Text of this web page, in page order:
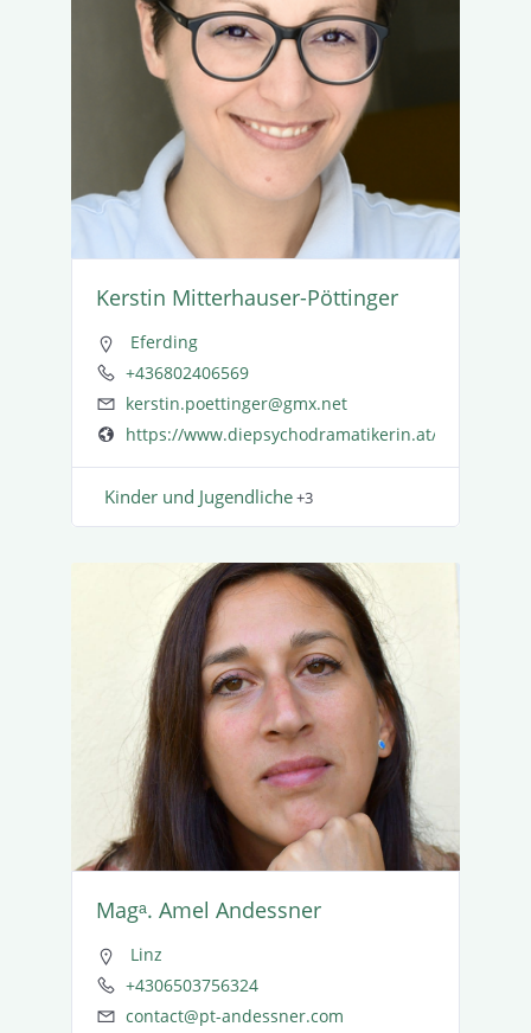
Kerstin Mitter­hauser-Pöttinger
Eferding
+436802406569
kerstin.poettinger@gmx.net
https://www.diepsychodramatikerin.at/
Kinder und Jugend­liche+3
Magᵃ. Amel Andessner
Linz
+4306503756324
contact@pt-andessner.com